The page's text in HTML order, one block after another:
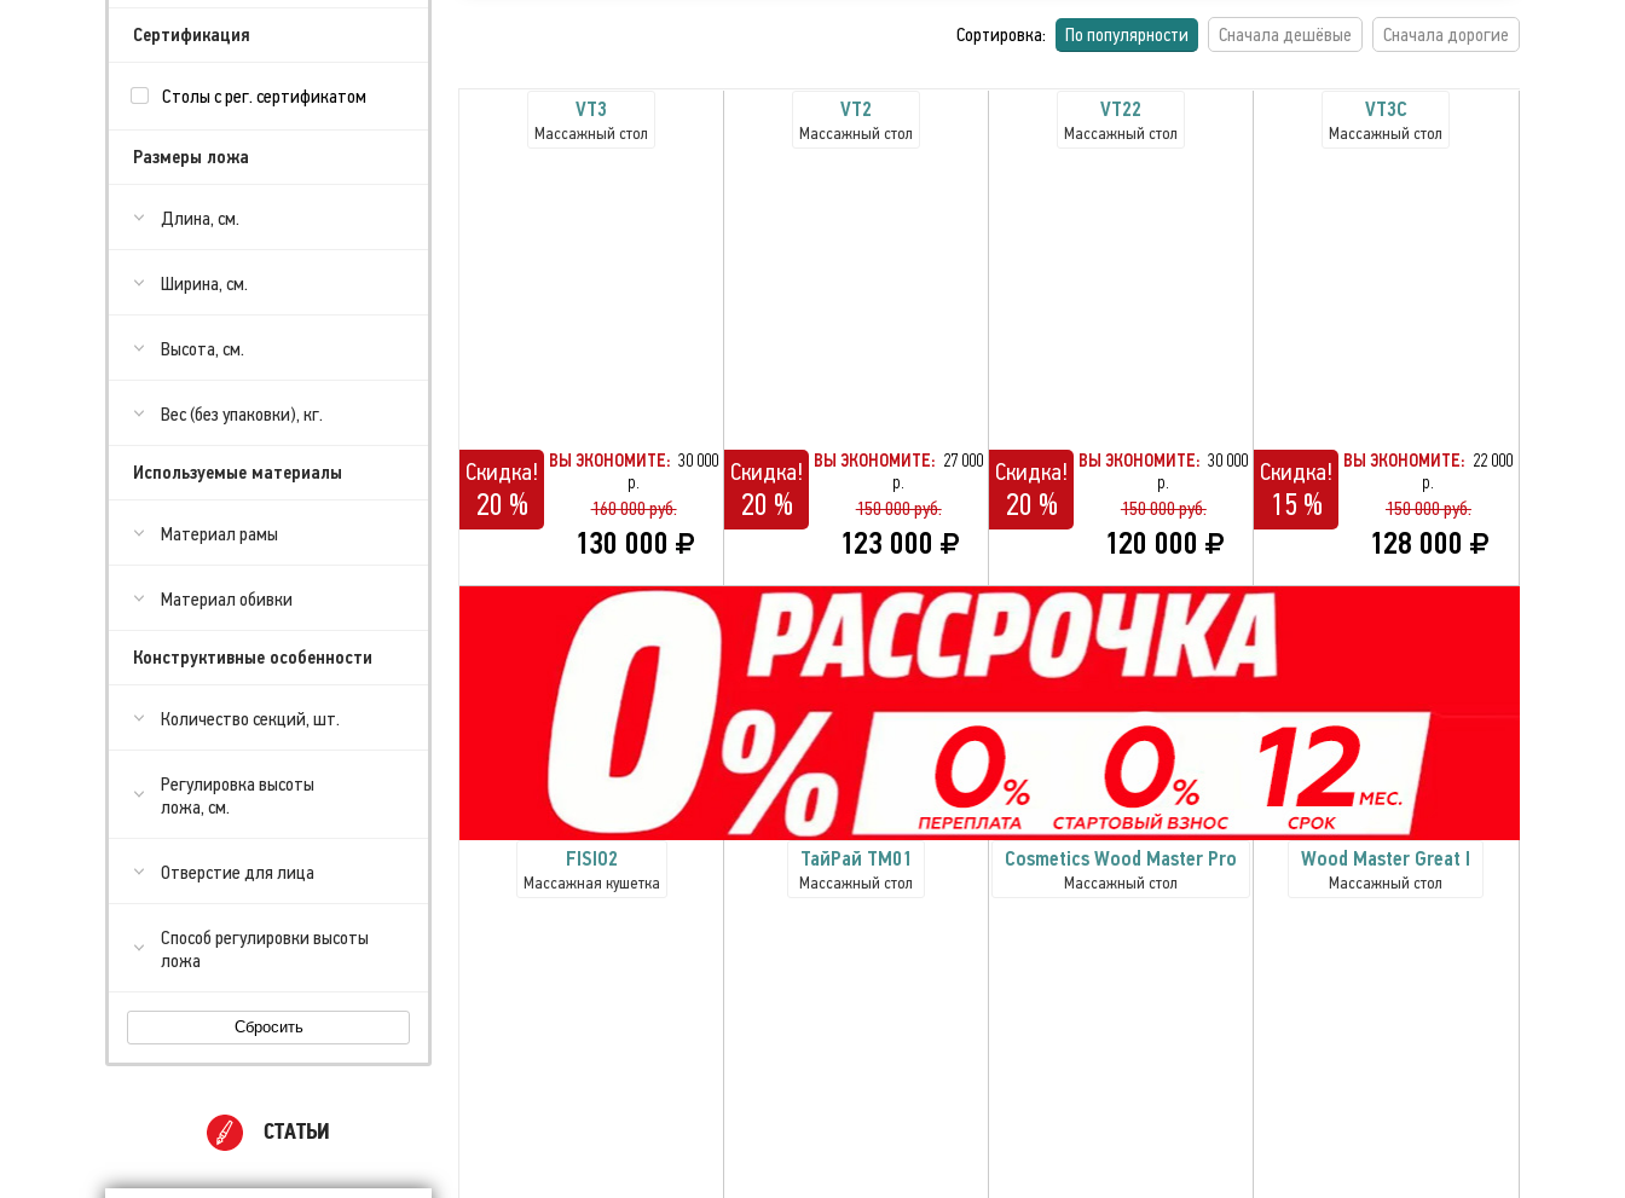
Сертификация
Столы с рег. сертификатом
Размеры ложа
Длина, см.
Ширина, см.
Высота, см.
Вес (без упаковки), кг.
Используемые материалы
Материал рамы
Материал обивки
Конструктивные особенности
Количество секций, шт.
Регулировка высоты
ложа, см.
Отверстие для лица
Способ регулировки высоты
ложа
Сбросить
СТАТЬИ
Сортировка: По популярности Сначала дешёвые Сначала дорогие
VT3
Массажный стол
Скидка!
20 %
ВЫ ЭКОНОМИТЕ: 30 000
р.
160 000 руб.
130 000
VT2
Массажный стол
Скидка!
20 %
ВЫ ЭКОНОМИТЕ: 27 000
р.
150 000 руб.
123 000
VT22
Массажный стол
Скидка!
20 %
ВЫ ЭКОНОМИТЕ: 30 000
р.
150 000 руб.
120 000
VT3С
Массажный стол
Скидка!
15 %
ВЫ ЭКОНОМИТЕ: 22 000
р.
150 000 руб.
128 000
FISIO2
Массажная кушетка
TaйРай TM01
Массажный стол
Cosmetics Wood Master Pro
Массажный стол
Wood Master Great I
Массажный стол